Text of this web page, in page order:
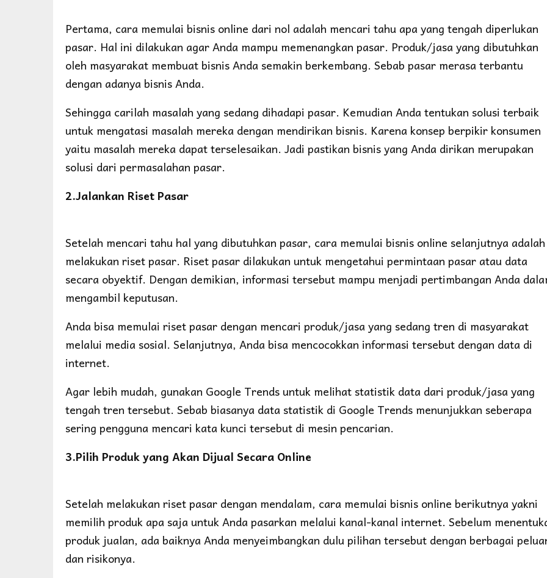
Pertama, cara memulai bisnis online dari nol adalah mencari tahu apa yang tengah diperlukan
pasar. Hal ini dilakukan agar Anda mampu memenangkan pasar. Produk/jasa yang dibutuhkan
oleh masyarakat membuat bisnis Anda semakin berkembang. Sebab pasar merasa terbantu
dengan adanya bisnis Anda.
Sehingga carilah masalah yang sedang dihadapi pasar. Kemudian Anda tentukan solusi terbaik
untuk mengatasi masalah mereka dengan mendirikan bisnis. Karena konsep berpikir konsumen
yaitu masalah mereka dapat terselesaikan. Jadi pastikan bisnis yang Anda dirikan merupakan
solusi dari permasalahan pasar.
2.Jalankan Riset Pasar
Setelah mencari tahu hal yang dibutuhkan pasar, cara memulai bisnis online selanjutnya adalah
melakukan riset pasar. Riset pasar dilakukan untuk mengetahui permintaan pasar atau data
secara obyektif. Dengan demikian, informasi tersebut mampu menjadi pertimbangan Anda
mengambil keputusan.
Anda bisa memulai riset pasar dengan mencari produk/jasa yang sedang tren di masyarakat
melalui media sosial. Selanjutnya, Anda bisa mencocokkan informasi tersebut dengan data di
internet.
Agar lebih mudah, gunakan Google Trends untuk melihat statistik data dari produk/jasa yang
tengah tren tersebut. Sebab biasanya data statistik di Google Trends menunjukkan seberapa
sering pengguna mencari kata kunci tersebut di mesin pencarian.
3.Pilih Produk yang Akan Dijual Secara Online
Setelah melakukan riset pasar dengan mendalam, cara memulai bisnis online berikutnya yakni
memilih produk apa saja untuk Anda pasarkan melalui kanal-kanal internet. Sebelum
produk jualan, ada baiknya Anda menyeimbangkan dulu pilihan tersebut dengan berbagai
dan risikonya.